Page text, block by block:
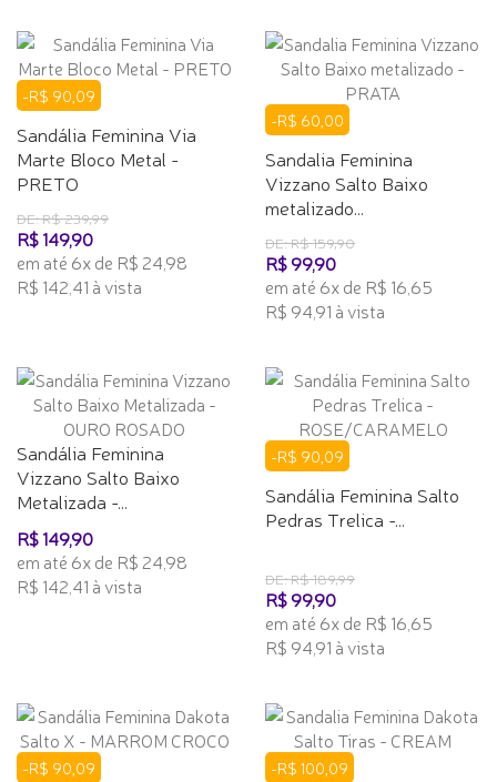
-R$ 90,09
Sandália Feminina Via
Marte Bloco Metal -
PRETO
DE: R$ 239,99
R$ 149,90
em até 6x de R$ 24,98
R$ 142,41 à vista
-R$ 60,00
Sandalia Feminina
Vizzano Salto Baixo
metalizado...
DE: R$ 159,90
R$ 99,90
em até 6x de R$ 16,65
R$ 94,91 à vista
Sandália Feminina
Vizzano Salto Baixo
Metalizada -...
R$ 149,90
em até 6x de R$ 24,98
R$ 142,41 à vista
-R$ 90,09
Sandália Feminina Salto
Pedras Trelica -...
DE: R$ 189,99
R$ 99,90
em até 6x de R$ 16,65
R$ 94,91 à vista
-R$ 90,09 -R$ 100,09